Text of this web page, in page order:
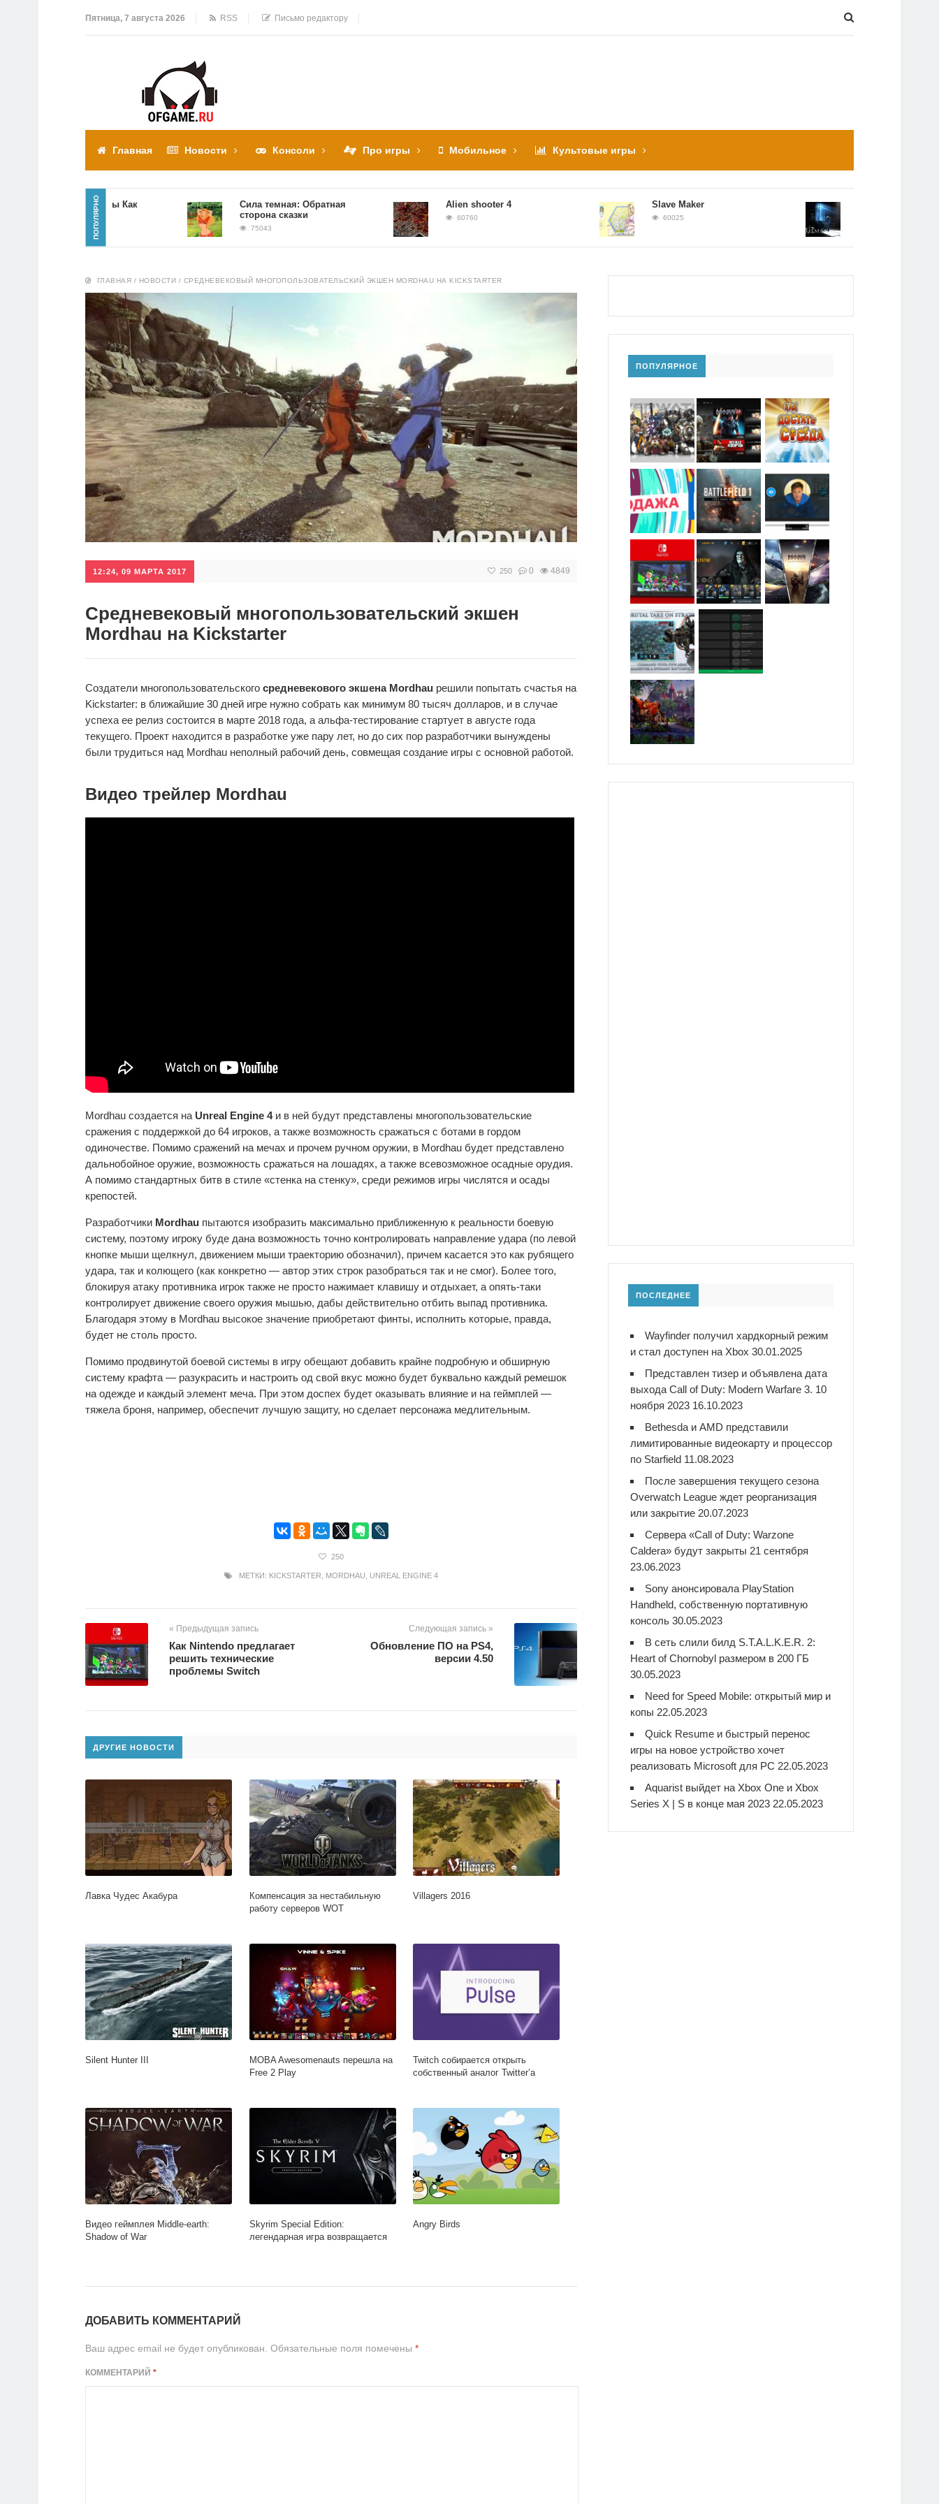
Пятница, 7 августа 2026 RSS Письмо редактору
Главная Новости Консоли Про игры Мобильное Культовые игры
ПОПУЛЯРНО
Прохождение игры Как
Сила темная: Обратная
сторона сказки
75043
Alien shooter 4
60760
Slave Maker
60025
Прохождение Hitman:
Contracts
56652
ГЛАВНАЯ / НОВОСТИ / СРЕДНЕВЕКОВЫЙ МНОГОПОЛЬЗОВАТЕЛЬСКИЙ ЭКШЕН MORDHAU НА KICKSTARTER
12:24, 09 МАРТА 2017 250 0 4849
Средневековый многопользовательский экшен
Mordhau на Kickstarter
Создатели многопользовательского средневекового экшена Mordhau решили попытать счастья на
Kickstarter: в ближайшие 30 дней игре нужно собрать как минимум 80 тысяч долларов, и в случае
успеха ее релиз состоится в марте 2018 года, а альфа-тестирование стартует в августе года
текущего. Проект находится в разработке уже пару лет, но до сих пор разработчики вынуждены
были трудиться над Mordhau неполный рабочий день, совмещая создание игры с основной работой.
Видео трейлер Mordhau
Mordhau создается на Unreal Engine 4и в ней будут представлены многопользовательские
сражения с поддержкой до 64 игроков, а также возможность сражаться с ботами в гордом
одиночестве. Помимо сражений на мечах и прочем ручном оружии, в Mordhau будет представлено
дальнобойное оружие, возможность сражаться на лошадях, а также всевозможное осадные орудия.
А помимо стандартных битв в стиле «стенка на стенку», среди режимов игры числятся и осады
крепостей.
Разработчики Mordhau пытаются изобразить максимально приближенную к реальности боевую
систему, поэтому игроку буде дана возможность точно контролировать направление удара (по левой
кнопке мыши щелкнул, движением мыши траекторию обозначил), причем касается это как рубящего
удара, так и колющего (как конкретно — автор этих строк разобраться так и не смог). Более того,
блокируя атаку противника игрок также не просто нажимает клавишу и отдыхает, а опять-таки
контролирует движение своего оружия мышью, дабы действительно отбить выпад противника.
Благодаря этому в Mordhau высокое значение приобретают финты, исполнить которые, правда,
будет не столь просто.
Помимо продвинутой боевой системы в игру обещают добавить крайне подробную и обширную
систему крафта — разукрасить и настроить од свой вкус можно будет буквально каждый ремешок
на одежде и каждый элемент меча. При этом доспех будет оказывать влияние и на геймплей —
тяжела броня, например, обеспечит лучшую защиту, но сделает персонажа медлительным.
250
МЕТКИ: KICKSTARTER MORDHAU UNREAL ENGINE 4
« Предыдущая запись
Как Nintendo предлагает
решить технические
проблемы Switch
Следующая запись »
Обновление ПО на PS4,
версии 4.50
ДРУГИЕ НОВОСТИ
Лавка Чудес Акабура
Компенсация за нестабильную
работу серверов WOT
Villagers 2016
Silent Hunter III
MOBA Awesomenauts перешла на
Free 2 Play
Twitch собирается открыть
собственный аналог Twitter’а
Видео геймплея Middle-earth:
Shadow of War
Skyrim Special Edition:
легендарная игра возвращается
Angry Birds
ДОБАВИТЬ КОММЕНТАРИЙ
Ваш адрес email не будет опубликован. Обязательные поля помечены *
КОММЕНТАРИЙ *
ПОПУЛЯРНОЕ
ПОСЛЕДНЕЕ
Wayfinder получил хардкорный режим
и стал доступен на Xbox 30.01.2025
Представлен тизер и объявлена дата
выхода Call of Duty: Modern Warfare 3. 10
ноября 2023 16.10.2023
Bethesda и AMD представили
лимитированные видеокарту и процессор
по Starfield 11.08.2023
После завершения текущего сезона
Overwatch League ждет реорганизация
или закрытие 20.07.2023
Сервера «Call of Duty: Warzone
Caldera» будут закрыты 21 сентября
23.06.2023
Sony анонсировала PlayStation
Handheld, собственную портативную
консоль 30.05.2023
В сеть слили билд S.T.A.L.K.E.R. 2:
Heart of Chornobyl размером в 200 ГБ
30.05.2023
Need for Speed Mobile: открытый мир и
копы 22.05.2023
Quick Resume и быстрый перенос
игры на новое устройство хочет
реализовать Microsoft для PC 22.05.2023
Aquarist выйдет на Xbox One и Xbox
Series X | S в конце мая 2023 22.05.2023